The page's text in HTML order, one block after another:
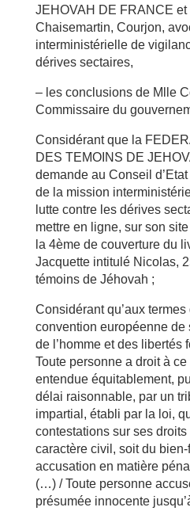
JEHOVAH DE FRANCE
Chaisemartin, Courjon,
interministérielle de
dérives sectaires,
– les conclusions de Mlle
Commissaire du
Considérant que la
DES TEMOINS DE
demande au Conseil
de la mission
lutte contre les dérives
mettre en ligne, sur son
la 4ème de couverture du
Jacquette intitulé Nicolas,
témoins de Jéhovah ;
Considérant qu’aux termes
convention européenne de
de l’homme et des libertés
Toute personne a droit à
entendue équitablement,
délai raisonnable, par un
impartial, établi par la loi,
contestations sur ses
caractère civil, soit du
accusation en matière
(…) / Toute personne
présumée innocente